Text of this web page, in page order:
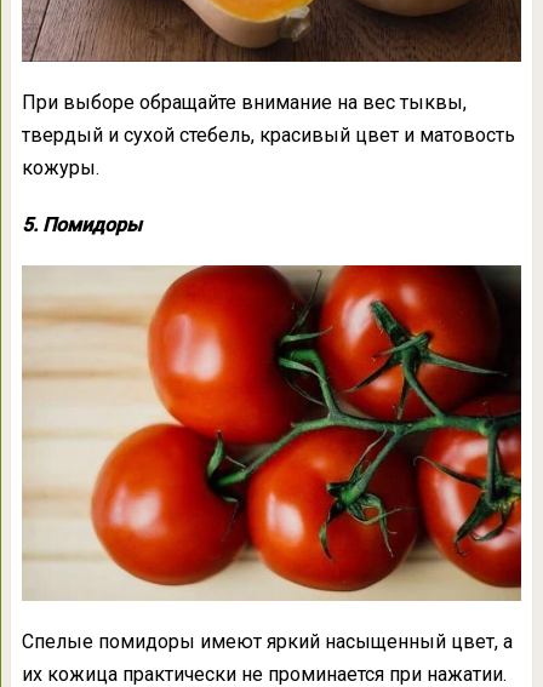
При выборе обращайте внимание на вес тыквы,
твердый и сухой стебель, красивый цвет и матовость
кожуры.
5. Помидоры
Спелые помидоры имеют яркий насыщенный цвет, а
их кожица практически не проминается при нажатии.